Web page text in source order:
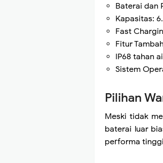
Baterai dan
Kapasitas:
Fast
Fitur
IP68 tahan
Sistem
Pilihan
Meski tidak
baterai luar
performa